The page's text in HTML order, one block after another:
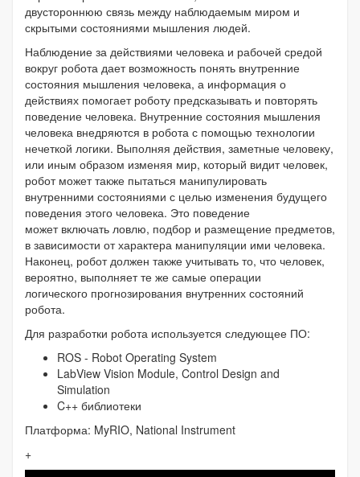
двустороннюю связь между наблюдаемым миром и
скрытыми состояниями мышления людей.
Наблюдение за действиями человека и рабочей средой
вокруг робота дает возможность понять внутренние
состояния мышления человека, а информация о
действиях помогает роботу предсказывать и повторять
поведение человека. Внутренние состояния мышления
человека внедряются в робота с помощью технологии
нечеткой логики. Выполняя действия, заметные человеку,
или иным образом изменяя мир, который видит человек,
робот может также пытаться манипулировать
внутренними состояниями с целью изменения будущего
поведения этого человека. Это поведение
может включать ловлю, подбор и размещение предметов,
в зависимости от характера манипуляции ими человека.
Наконец, робот должен также учитывать то, что человек,
вероятно, выполняет те же самые операции
логического прогнозирования внутренних состояний
робота.
Для разработки робота используется следующее ПО:
ROS - Robot Operating System
LabView Vision Module, Control Design and
Simulation
C++ библиотеки
Платформа: MyRIO, National Instrument
+